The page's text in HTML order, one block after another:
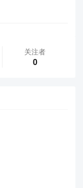
关注者
0